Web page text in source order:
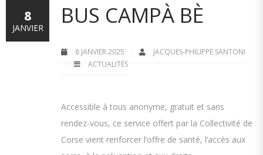
BUS CAMPÀ BÈ
8 JANVIER 2025
JACQUES-PHILIPPE SANTONI
ACTUALITÉS
Accessible à tous anonyme, gratuit et sans
rendez-vous, ce service offert par la Collectivité de
Corse vient renforcer l’offre de santé, l’accès aux
8
JANVIER